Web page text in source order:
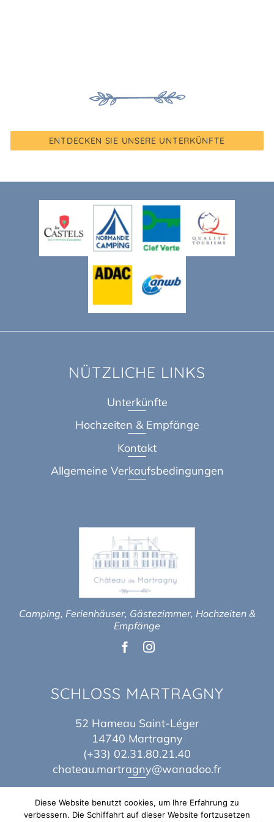
ENTDECKEN SIE UNSERE UNTERKÜNFTE
NÜTZLICHE LINKS
Unterkünfte
Hochzeiten & Empfänge
Kontakt
Allgemeine Verkaufsbedingungen
Camping, Ferienhäuser, Gästezimmer, Hochzeiten &
Empfänge
SCHLOSS MARTRAGNY
52 Hameau Saint-Léger
14740 Martragny
(+33) 02.31.80.21.40
chateau.martragny@wanadoo.fr
Diese Website benutzt cookies, um Ihre Erfahrung zu
verbessern. Die Schiffahrt auf dieser Website fortzusetzen